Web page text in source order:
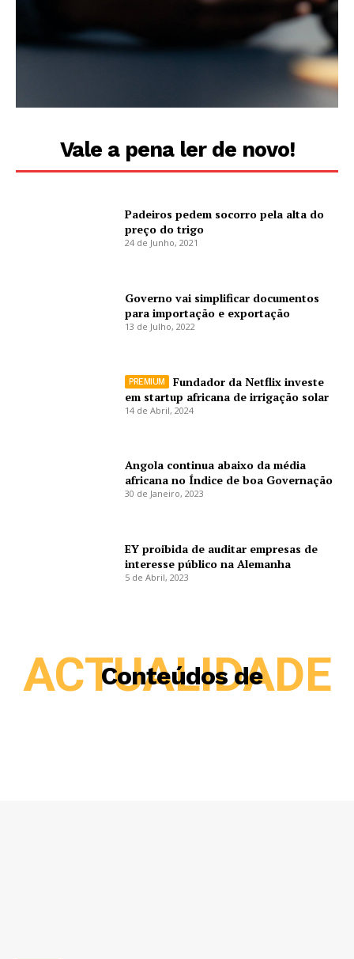
Vale a pena ler de novo!
Padeiros pedem socorro pela alta do
preço do trigo
24 de Junho, 2021
Governo vai simplificar documentos
para importação e exportação
13 de Julho, 2022
Fundador da Netflix investe
em startup africana de irrigação solar
14 de Abril, 2024
Angola continua abaixo da média
africana no Índice de boa Governação
30 de Janeiro, 2023
EY proibida de auditar empresas de
interesse público na Alemanha
5 de Abril, 2023
Conteúdos de
ACTUALIDADE